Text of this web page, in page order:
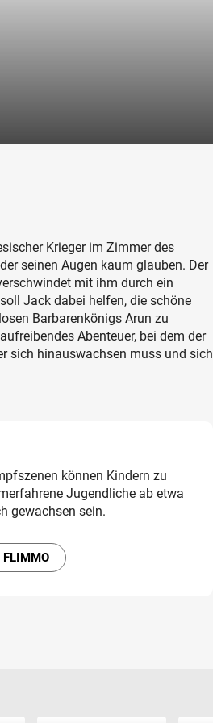
Krieger im Zimmer des
seinen Augen kaum glauben. Der
mit ihm durch ein
Jack dabei helfen, die schöne
Barbarenkönigs Arun zu
Abenteuer, bei dem der
sich hinauswachsen muss und sich
können Kindern zu
Jugendliche ab etwa
gewachsen sein.
FLIMMO